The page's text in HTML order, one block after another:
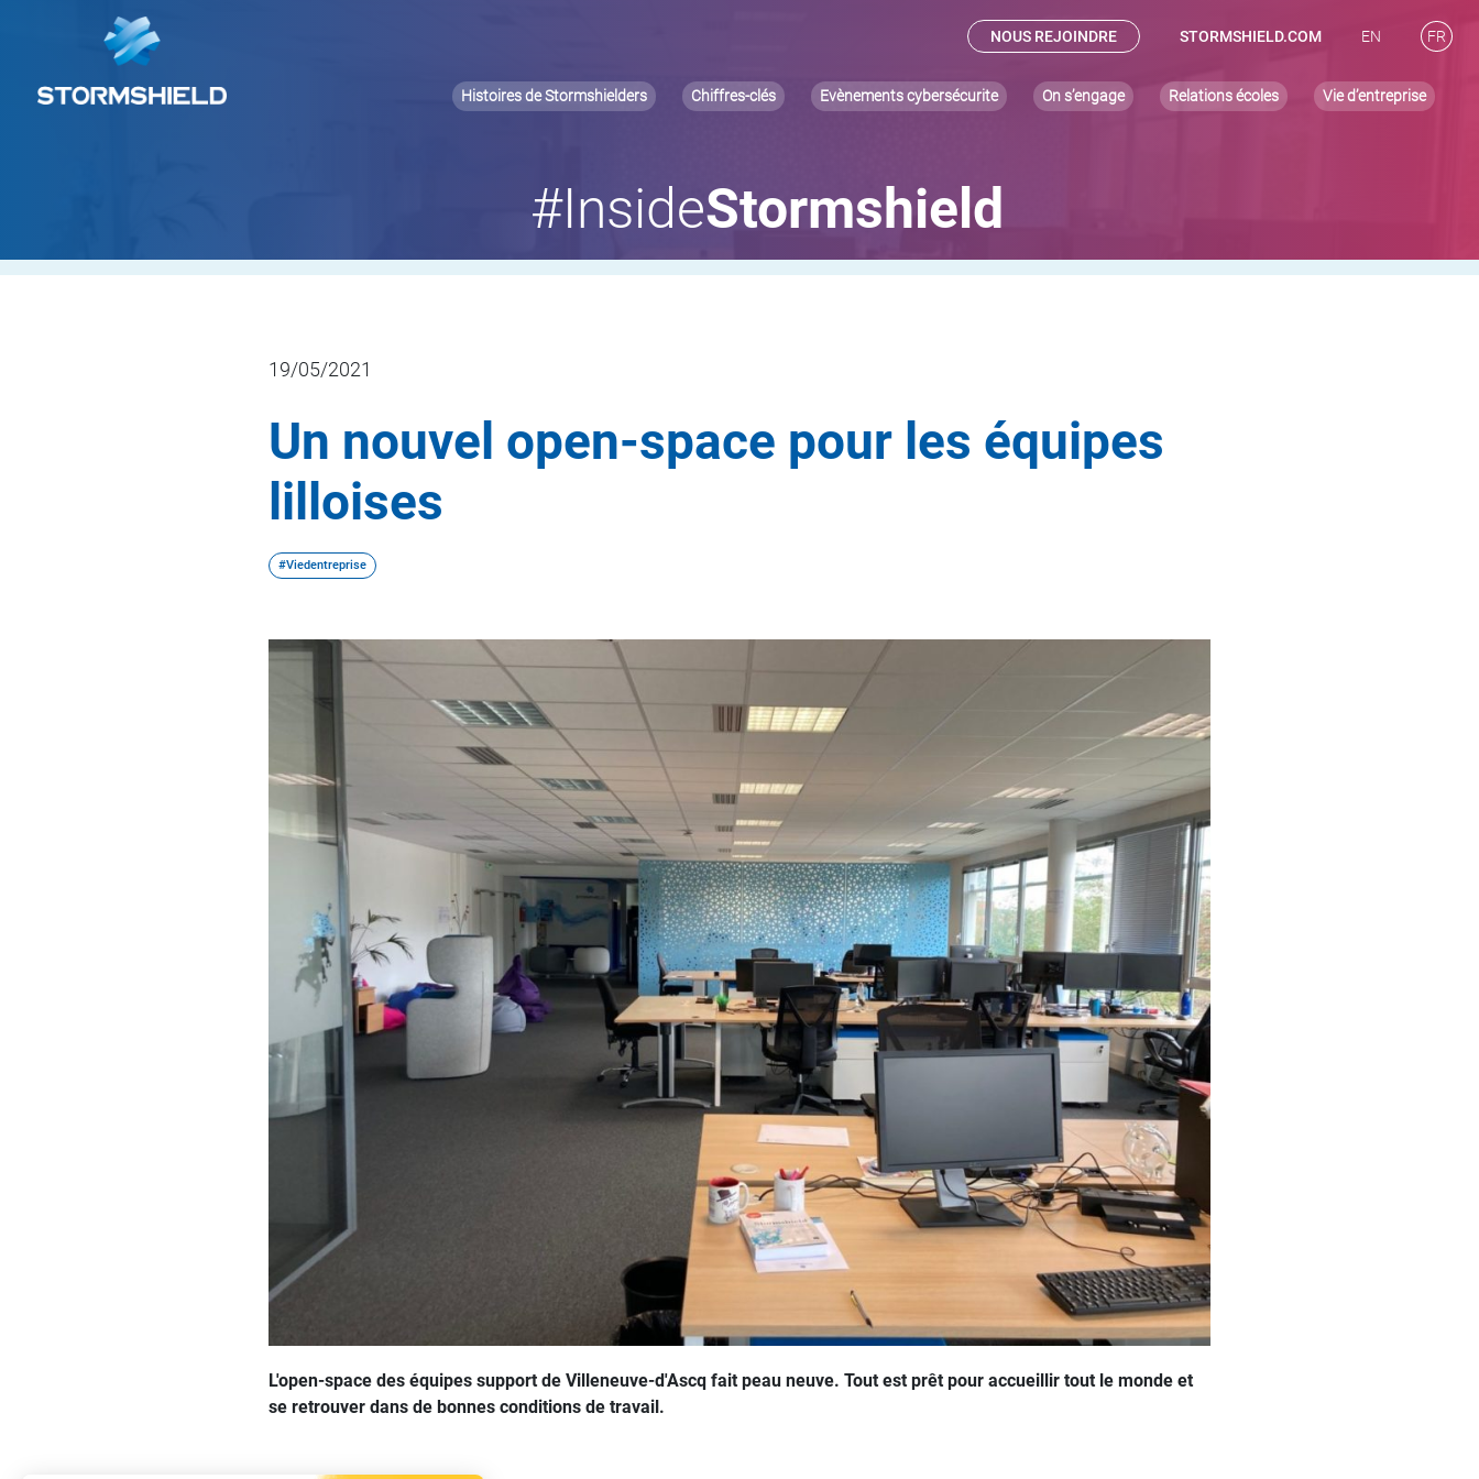
NOUS REJOINDRE STORMSHIELD.COM EN FR
Histoires de Stormshielders Chiffres-clés Evènements cybersécurite On s’engage Relations écoles Vie d’entreprise
#InsideStormshield
19/05/2021
Un nouvel open-space pour les équipes
lilloises
#Viedentreprise
L'open-space des équipes support de Villeneuve-d'Ascq fait peau neuve. Tout est prêt pour accueillir tout le monde et
se retrouver dans de bonnes conditions de travail.